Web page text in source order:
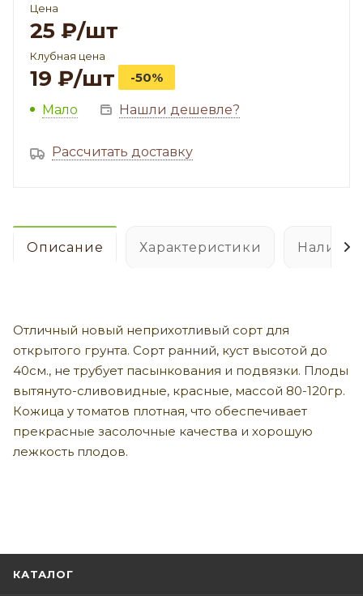
Цена
25 ₽/шт
Клубная цена
19 ₽/шт -50%
Мало Нашли дешевле?
Рассчитать доставку
Описание Характеристики
Отличный новый неприхотливый сорт для
открытого грунта. Сорт ранний, куст высотой до
40см., не трубует пасынкования и подвязки. Плоды
вытянуто-сливовидные, красные, массой 80-120гр.
Кожица у томатов плотная, что обеспечивает
прекрасные засолочные качества и хорошую
лежкость плодов.
КАТАЛОГ